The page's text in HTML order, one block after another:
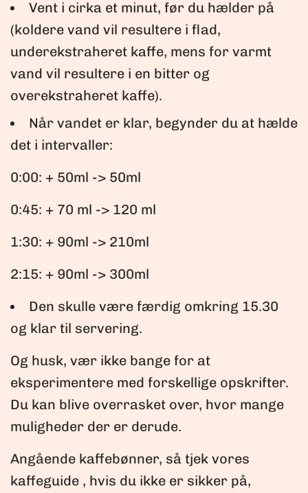
Vent i cirka et minut, før du hælder på
(koldere vand vil resultere i flad,
underekstraheret kaffe, mens for varmt
vand vil resultere i en bitter og
overekstraheret kaffe).
Når vandet er klar, begynder du at hælde
det i intervaller:
0:00: + 50ml -> 50ml
0:45: + 70 ml -> 120 ml
1:30: + 90ml -> 210ml
2:15: + 90ml -> 300ml
Den skulle være færdig omkring 15.30
og klar til servering.
Og husk, vær ikke bange for at
eksperimentere med forskellige opskrifter.
Du kan blive overrasket over, hvor mange
muligheder der er derude.
Angående kaffebønner, så tjek vores
kaffeguide , hvis du ikke er sikker på,